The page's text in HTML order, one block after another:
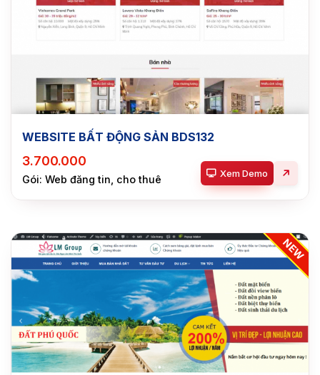
WEBSITE BẤT ĐỘNG SẢN BDS132
3.700.000
Gói: Web đăng tin, cho thuê Xem Demo
NEW